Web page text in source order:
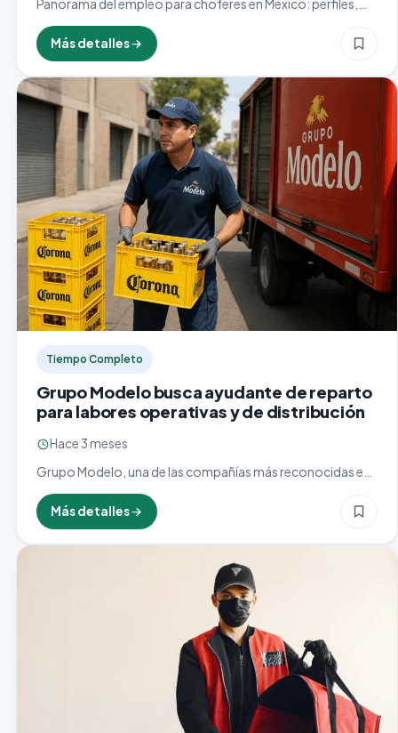
Panorama del empleo para choferes en México: perfiles,
salarios por tipo de vehículo, requisitos y proyección del
sector de transporte terrestre.
Más detalles
Tiempo Completo
Grupo Modelo busca ayudante de reparto
para labores operativas y de distribución
Hace 3 meses
Grupo Modelo, una de las compañías más reconocidas en
la industria de bebidas, se encuentra en la búsqueda activa
de un ayudante de reparto comprometido, puntual…
Más detalles